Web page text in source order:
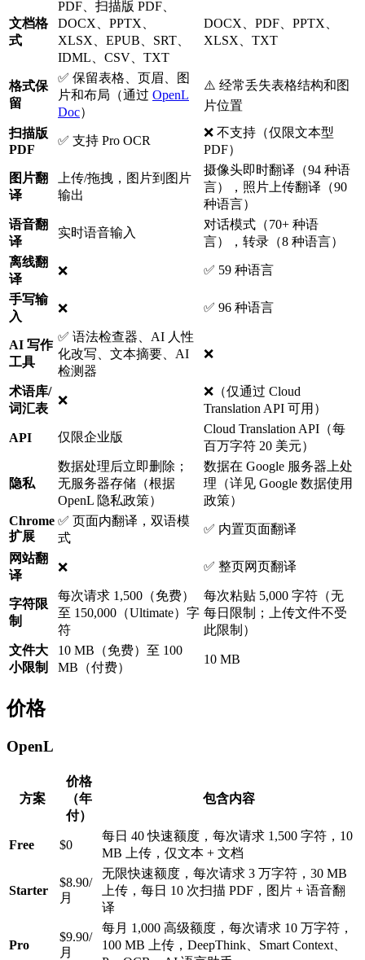
文档格
式
PDF、扫描版 PDF、
DOCX、PPTX、
XLSX、EPUB、SRT、
IDML、CSV、TXT
DOCX、PDF、PPTX、
XLSX、TXT
格式保
留
✅ 保留表格、页眉、图
片和布局（通过 OpenL
Doc）
⚠️ 经常丢失表格结构和图
片位置
扫描版
PDF
✅ 支持 Pro OCR
❌ 不支持（仅限文本型
PDF）
图片翻
译
上传/拖拽，图片到图片
输出
摄像头即时翻译（94 种语
言），照片上传翻译（90
种语言）
语音翻
译
实时语音输入
对话模式（70+ 种语
言），转录（8 种语言）
离线翻
译
❌ ✅ 59 种语言
手写输
入
❌ ✅ 96 种语言
AI 写作
工具
✅ 语法检查器、AI 人性
化改写、文本摘要、AI
检测器
❌
术语库/
词汇表
❌
❌（仅通过 Cloud
Translation API 可用）
API 仅限企业版
Cloud Translation API（每
百万字符 20 美元）
隐私
数据处理后立即删除；
无服务器存储（根据
OpenL 隐私政策）
数据在 Google 服务器上处
理（详见 Google 数据使用
政策）
Chrome
扩展
✅ 页面内翻译，双语模
式
✅ 内置页面翻译
网站翻
译
❌ ✅ 整页网页翻译
字符限
制
每次请求 1,500（免费）
至 150,000（Ultimate）字
符
每次粘贴 5,000 字符（无
每日限制；上传文件不受
此限制）
文件大
小限制
10 MB（免费）至 100
MB（付费）
10 MB
价格
OpenL
方案
价格
（年
付）
包含内容
Free $0
每日 40 快速额度，每次请求 1,500 字符，10
MB 上传，仅文本 + 文档
Starter
$8.90/
月
无限快速额度，每次请求 3 万字符，30 MB
上传，每日 10 次扫描 PDF，图片 + 语音翻
译
Pro
$9.90/
月
每月 1,000 高级额度，每次请求 10 万字符，
100 MB 上传，DeepThink、Smart Context、